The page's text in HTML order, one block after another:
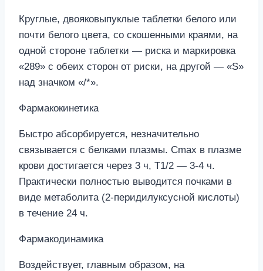
Круглые, двояковыпуклые таблетки белого или
почти белого цвета, со скошенными краями, на
одной стороне таблетки — риска и маркировка
«289» с обеих сторон от риски, на другой — «S»
над значком «/*».
Фармакокинетика
Быстро абсорбируется, незначительно
связывается с белками плазмы. Сmax в плазме
крови достигается через 3 ч, Т1/2 — 3-4 ч.
Практически полностью выводится почками в
виде метаболита (2-перидилуксусной кислоты)
в течение 24 ч.
Фармакодинамика
Воздействует, главным образом, на